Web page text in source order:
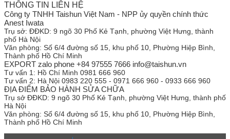
THÔNG TIN LIÊN HỆ
Công ty TNHH Taishun Việt Nam - NPP ủy quyền chính thức
Anest Iwata
Trụ sở: ĐĐKD: 9 ngõ 30 Phố Kẻ Tạnh, phường Việt Hưng, thành
phố Hà Nội
Văn phòng: Số 6/4 đường số 15, khu phố 10, Phường Hiệp Bình,
Thành phố Hồ Chí Minh
EXPORT zalo phone +84 97555 7666 info@taishun.vn
Tư vấn 1: Hồ Chí Minh 0981 666 960
Tư vấn 2: Hà Nội 0983 220 555 - 0971 666 960 - 0933 666 960
ĐỊA ĐIỂM BẢO HÀNH SỬA CHỮA
Trụ sở ĐĐKD: 9 ngõ 30 Phố Kẻ Tạnh, phường Việt Hưng, thành phố
Hà Nội
Văn phòng: Số 6/4 đường số 15, khu phố 10, Phường Hiệp Bình,
Thành phố Hồ Chí Minh